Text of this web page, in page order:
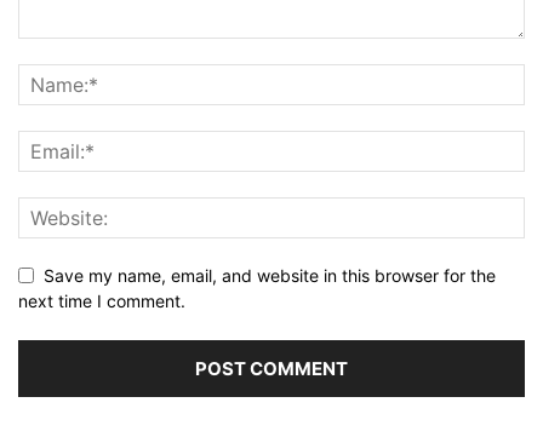
Save my name, email, and website in this browser for the
next time I comment.